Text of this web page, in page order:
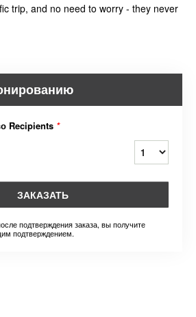
trip, and no need to worry - they never
Recipients *
ЗАКАЗАТЬ
подтверждения заказа, вы получите
подтверждением.